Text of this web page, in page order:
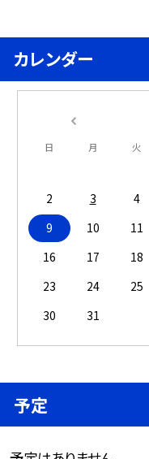
カレンダー
日 月 火
2
3 4
9
10 11
16
17 18
23
24 25
30
31
予定